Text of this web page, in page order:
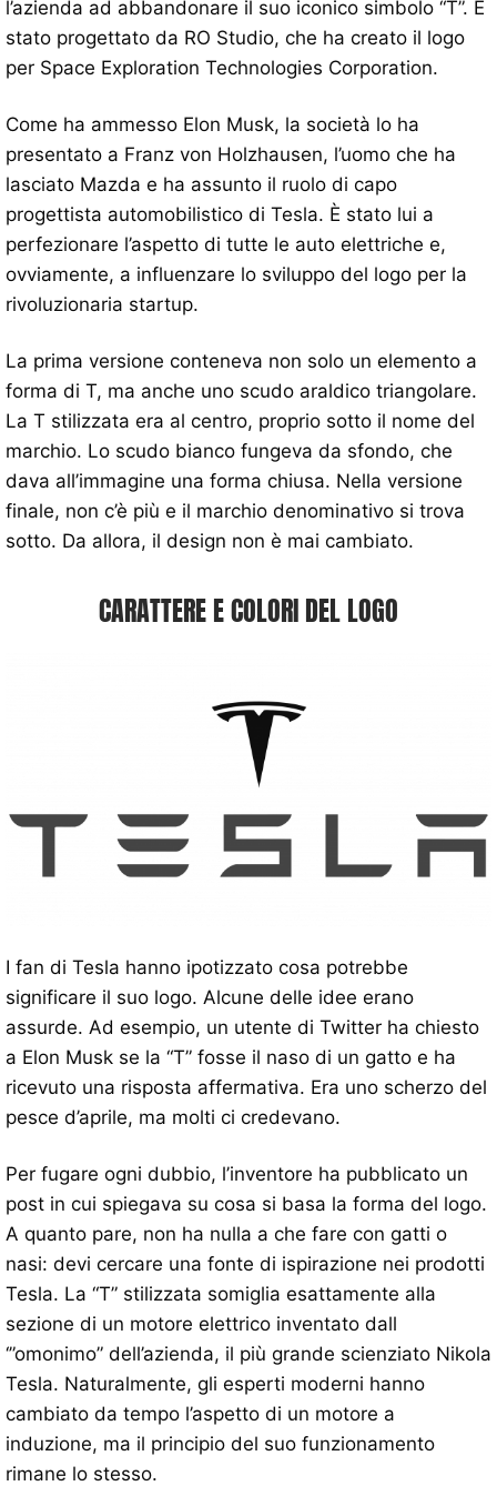
l’azienda ad abbandonare il suo iconico simbolo “T”. È
stato progettato da RO Studio, che ha creato il logo
per Space Exploration Technologies Corporation.
Come ha ammesso Elon Musk, la società lo ha
presentato a Franz von Holzhausen, l’uomo che ha
lasciato Mazda e ha assunto il ruolo di capo
progettista automobilistico di Tesla. È stato lui a
perfezionare l’aspetto di tutte le auto elettriche e,
ovviamente, a influenzare lo sviluppo del logo per la
rivoluzionaria startup.
La prima versione conteneva non solo un elemento a
forma di T, ma anche uno scudo araldico triangolare.
La T stilizzata era al centro, proprio sotto il nome del
marchio. Lo scudo bianco fungeva da sfondo, che
dava all’immagine una forma chiusa. Nella versione
finale, non c’è più e il marchio denominativo si trova
sotto. Da allora, il design non è mai cambiato.
CARATTERE E COLORI DEL LOGO
I fan di Tesla hanno ipotizzato cosa potrebbe
significare il suo logo. Alcune delle idee erano
assurde. Ad esempio, un utente di Twitter ha chiesto
a Elon Musk se la “T” fosse il naso di un gatto e ha
ricevuto una risposta affermativa. Era uno scherzo del
pesce d’aprile, ma molti ci credevano.
Per fugare ogni dubbio, l’inventore ha pubblicato un
post in cui spiegava su cosa si basa la forma del logo.
A quanto pare, non ha nulla a che fare con gatti o
nasi: devi cercare una fonte di ispirazione nei prodotti
Tesla. La “T” stilizzata somiglia esattamente alla
sezione di un motore elettrico inventato dall
‘”omonimo” dell’azienda, il più grande scienziato Nikola
Tesla. Naturalmente, gli esperti moderni hanno
cambiato da tempo l’aspetto di un motore a
induzione, ma il principio del suo funzionamento
rimane lo stesso.